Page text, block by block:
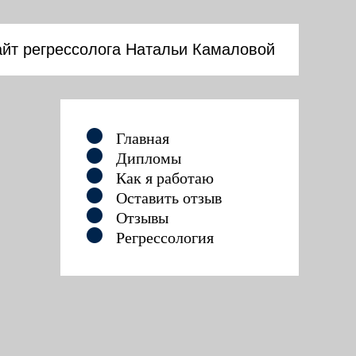
регрессолога Натальи Камаловой
Главная
Дипломы
Как я работаю
Оставить отзыв
Отзывы
Регрессология